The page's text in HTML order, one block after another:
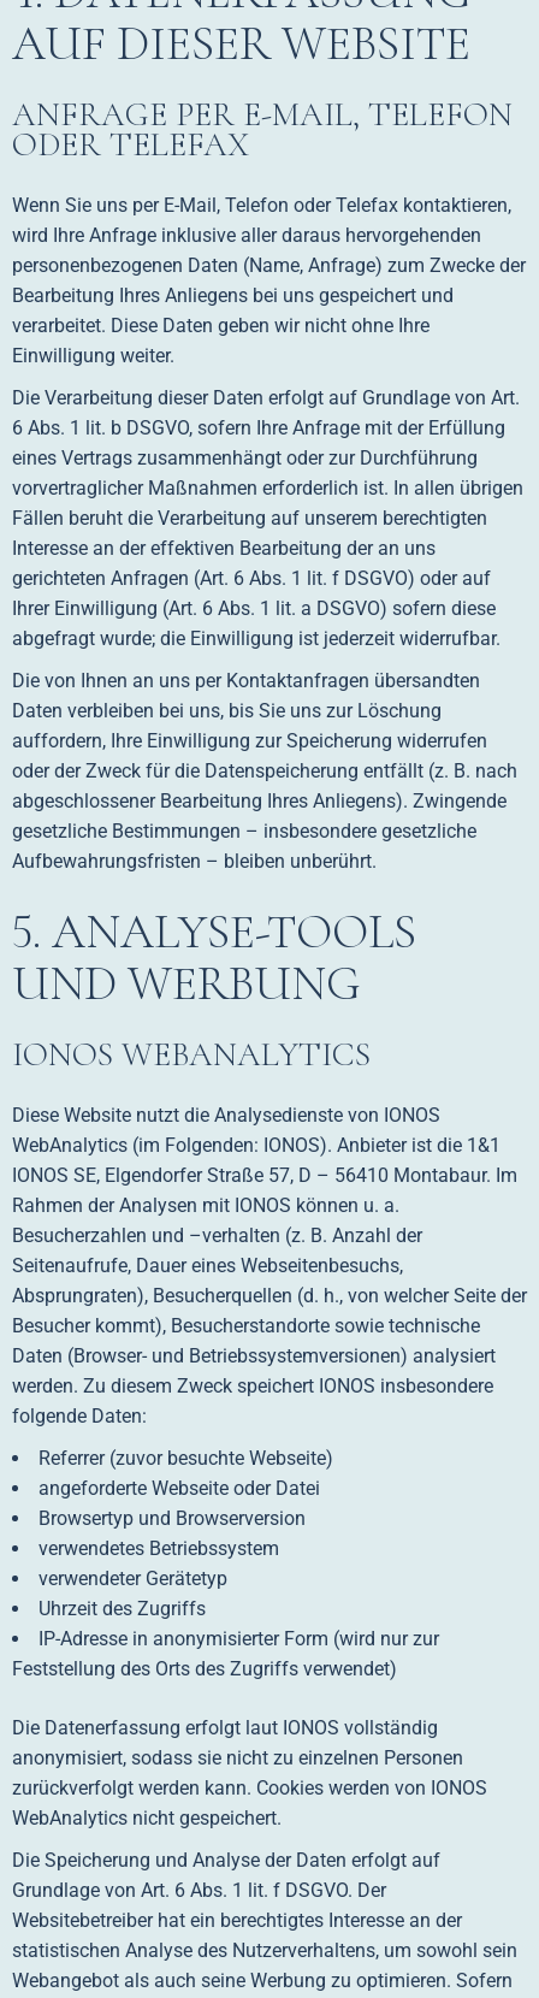
AUF DIESER WEBSITE
ANFRAGE PER E-MAIL, TELEFON
ODER TELEFAX
Wenn Sie uns per E-Mail, Telefon oder Telefax kontaktieren,
wird Ihre Anfrage inklusive aller daraus hervorgehenden
personenbezogenen Daten (Name, Anfrage) zum Zwecke der
Bearbeitung Ihres Anliegens bei uns gespeichert und
verarbeitet. Diese Daten geben wir nicht ohne Ihre
Einwilligung weiter.
Die Verarbeitung dieser Daten erfolgt auf Grundlage von Art.
6 Abs. 1 lit. b DSGVO, sofern Ihre Anfrage mit der Erfüllung
eines Vertrags zusammenhängt oder zur Durchführung
vorvertraglicher Maßnahmen erforderlich ist. In allen übrigen
Fällen beruht die Verarbeitung auf unserem berechtigten
Interesse an der effektiven Bearbeitung der an uns
gerichteten Anfragen (Art. 6 Abs. 1 lit. f DSGVO) oder auf
Ihrer Einwilligung (Art. 6 Abs. 1 lit. a DSGVO) sofern diese
abgefragt wurde; die Einwilligung ist jederzeit widerrufbar.
Die von Ihnen an uns per Kontaktanfragen übersandten
Daten verbleiben bei uns, bis Sie uns zur Löschung
auffordern, Ihre Einwilligung zur Speicherung widerrufen
oder der Zweck für die Datenspeicherung entfällt (z. B. nach
abgeschlossener Bearbeitung Ihres Anliegens). Zwingende
gesetzliche Bestimmungen – insbesondere gesetzliche
Aufbewahrungsfristen – bleiben unberührt.
5. ANALYSE-TOOLS
UND WERBUNG
IONOS WEBANALYTICS
Diese Website nutzt die Analysedienste von IONOS
WebAnalytics (im Folgenden: IONOS). Anbieter ist die 1&1
IONOS SE, Elgendorfer Straße 57, D – 56410 Montabaur. Im
Rahmen der Analysen mit IONOS können u. a.
Besucherzahlen und –verhalten (z. B. Anzahl der
Seitenaufrufe, Dauer eines Webseitenbesuchs,
Absprungraten), Besucherquellen (d. h., von welcher Seite der
Besucher kommt), Besucherstandorte sowie technische
Daten (Browser- und Betriebssystemversionen) analysiert
werden. Zu diesem Zweck speichert IONOS insbesondere
folgende Daten:
Referrer (zuvor besuchte Webseite)
angeforderte Webseite oder Datei
Browsertyp und Browserversion
verwendetes Betriebssystem
verwendeter Gerätetyp
Uhrzeit des Zugriffs
IP-Adresse in anonymisierter Form (wird nur zur
Feststellung des Orts des Zugriffs verwendet)
Die Datenerfassung erfolgt laut IONOS vollständig
anonymisiert, sodass sie nicht zu einzelnen Personen
zurückverfolgt werden kann. Cookies werden von IONOS
WebAnalytics nicht gespeichert.
Die Speicherung und Analyse der Daten erfolgt auf
Grundlage von Art. 6 Abs. 1 lit. f DSGVO. Der
Websitebetreiber hat ein berechtigtes Interesse an der
statistischen Analyse des Nutzerverhaltens, um sowohl sein
Webangebot als auch seine Werbung zu optimieren. Sofern